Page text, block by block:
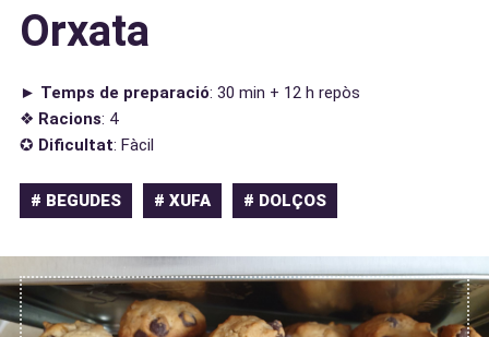
Orxata
► Temps de preparació: 30 min + 12 h repòs
❖ Racions: 4
✪ Dificultat: Fàcil
# BEGUDES # XUFA # DOLÇOS